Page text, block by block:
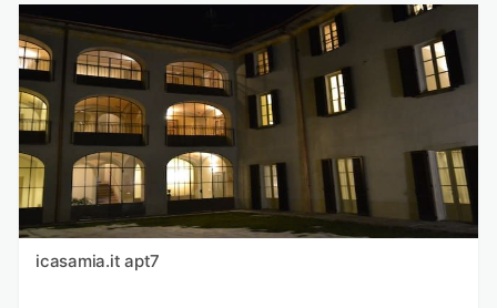
icasamia.it apt7